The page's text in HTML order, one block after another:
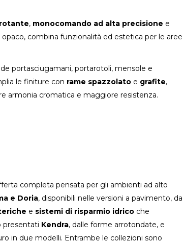
, monocomando ad alta precisione e
combina funzionalità ed estetica per le aree
portasciugamani, portarotoli, mensole e
le finiture con rame spazzolato e grafite,
armonia cromatica e maggiore resistenza.
completa pensata per gli ambienti ad alto
e Doria, disponibili nelle versioni a pavimento, da
e sistemi di risparmio idrico che
presentati Kendra, dalle forme arrotondate, e
in due modelli. Entrambe le collezioni sono